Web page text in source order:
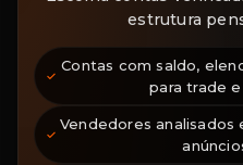
estrutura
Contas com saldo,
para trade
Vendedores